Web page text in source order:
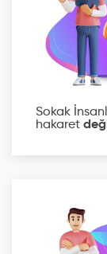
Sokak
hakaret